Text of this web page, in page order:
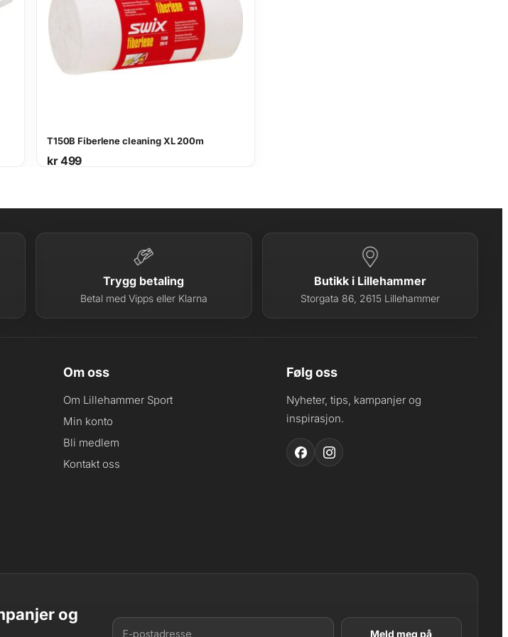
.
/
n
y
n
T150B Fiberlene cleaning XL 200m
kr499
Trygg betaling
Betal med Vipps eller Klarna
Butikk i Lillehammer
Storgata 86, 2615 Lillehammer
Om oss
Om Lillehammer Sport
Min konto
Bli medlem
Kontakt oss
Følg oss
Nyheter, tips, kampanjer og
inspirasjon.
og